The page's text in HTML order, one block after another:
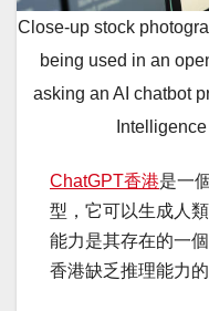
Close-up stock
being used in an
asking an AI chatbot
ChatGPT香港是一
型，它可以生成人
能力是其存在的一
香港缺乏推理能力